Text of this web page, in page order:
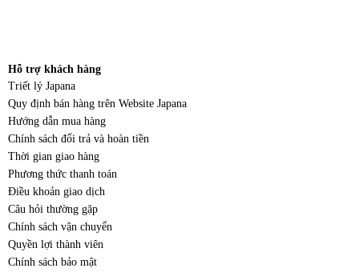
Hỗ trợ khách hàng
Triết lý Japana
Quy định bán hàng trên Website Japana
Hướng dẫn mua hàng
Chính sách đổi trả và hoàn tiền
Thời gian giao hàng
Phương thức thanh toán
Điều khoản giao dịch
Câu hỏi thường gặp
Chính sách vận chuyển
Quyền lợi thành viên
Chính sách bảo mật